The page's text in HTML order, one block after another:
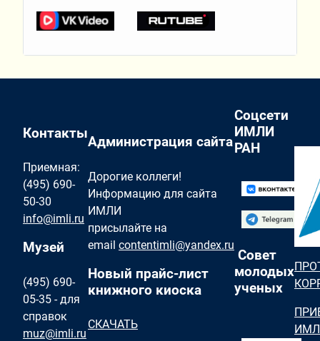
Контакты
Приемная:
(495) 690-
50-30
info@imli.ru
Музей
(495) 690-
05-35 - для
справок
muz@imli.ru
Администрация сайта
Дорогие коллеги!
Информацию для сайта
ИМЛИ
присылайте на
email contentimli@yandex.ru
Новый прайс-лист
книжного киоска
СКАЧАТЬ
Соцсети
ИМЛИ
РАН
Совет
молодых
ученых